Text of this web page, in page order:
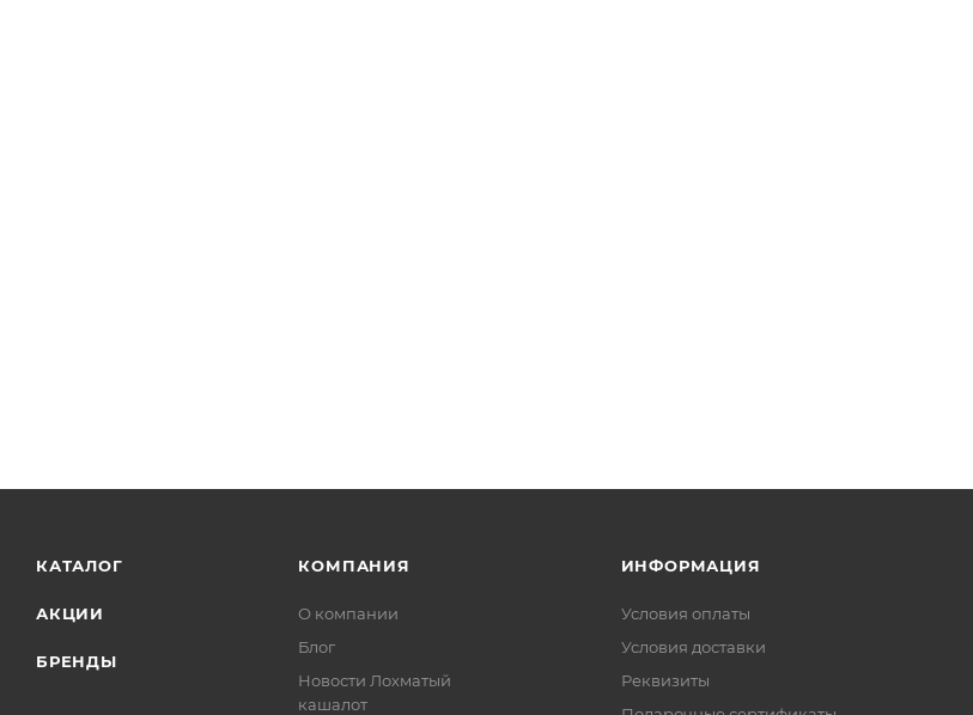
КАТАЛОГ
АКЦИИ
БРЕНДЫ
КОМПАНИЯ
О компании
Блог
Новости Лохматый
кашалот
ИНФОРМАЦИЯ
Условия оплаты
Условия доставки
Реквизиты